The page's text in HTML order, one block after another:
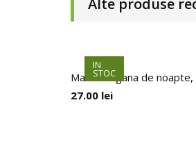
Alte produse
IN
STOC
Masca vegana de
27.00 lei